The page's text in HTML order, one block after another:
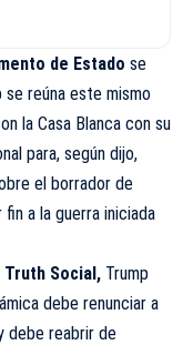
de Estado se
reúna este mismo
la Casa Blanca con su
para, según dijo,
el borrador de
a la guerra iniciada
Truth Social, Trump
debe renunciar a
debe reabrir de